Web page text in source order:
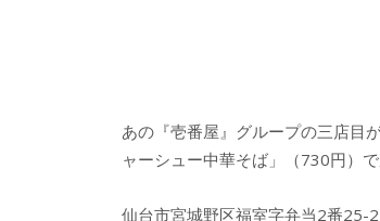
あの『壱番屋』グループの三店目
ャーシュー中華そば」（730円）
仙台市宮城野区福室字弁当2番25-2